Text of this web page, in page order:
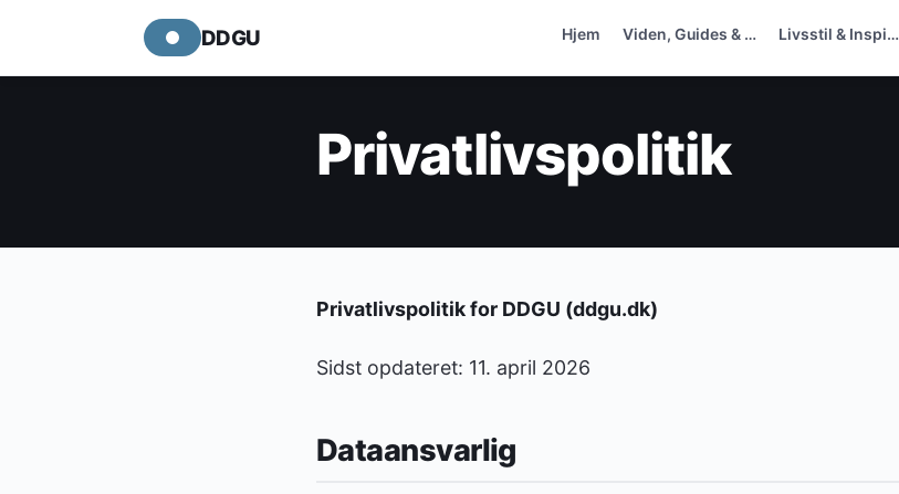
DDGU Hjem Viden, Guides & … Livsstil & Inspi…
Privatlivspolitik
Privatlivspolitik for DDGU (ddgu.dk)
Sidst opdateret: 11. april 2026
Dataansvarlig